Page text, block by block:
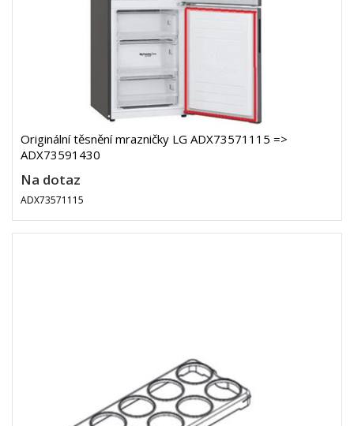
Originální těsnění mrazničky LG ADX73571115 =>
ADX73591430
Na dotaz
ADX73571115